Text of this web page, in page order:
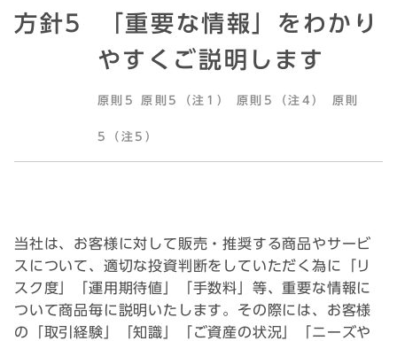
方針5
「重要な情報」をわかり
やすくご説明します
原則5 原則5（注1） 原則5（注4） 原則
5（注5）
当社は、お客様に対して販売・推奨する商品やサービ
スについて、適切な投資判断をしていただく為に「リ
スク度」「運用期待値」「手数料」等、重要な情報に
ついて商品毎に説明いたします。その際には、お客様
の「取引経験」「知識」「ご資産の状況」「ニーズや